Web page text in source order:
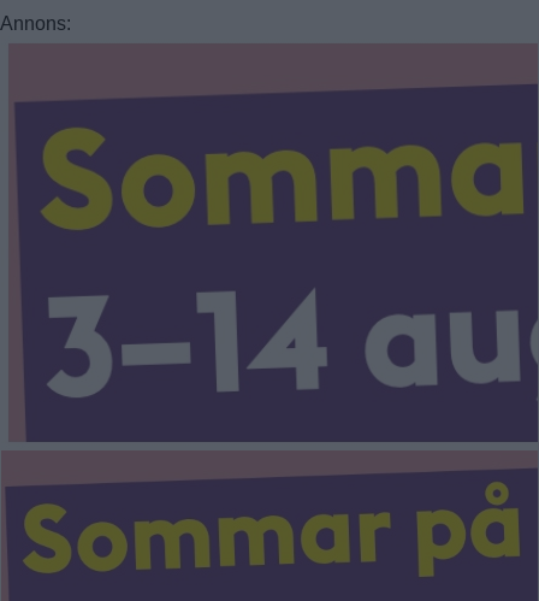
GUBBÄNGEN
LARSBODA
SKÖNDAL
SVEDMYRA (DEL AV)
TALLKROGEN
Annons: